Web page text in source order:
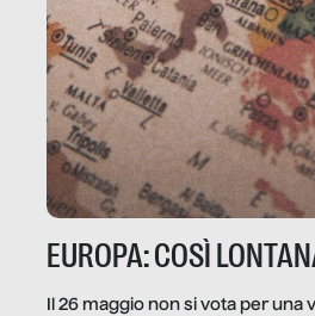
EUROPA: COSÌ
Il 26 maggio non si vota per una